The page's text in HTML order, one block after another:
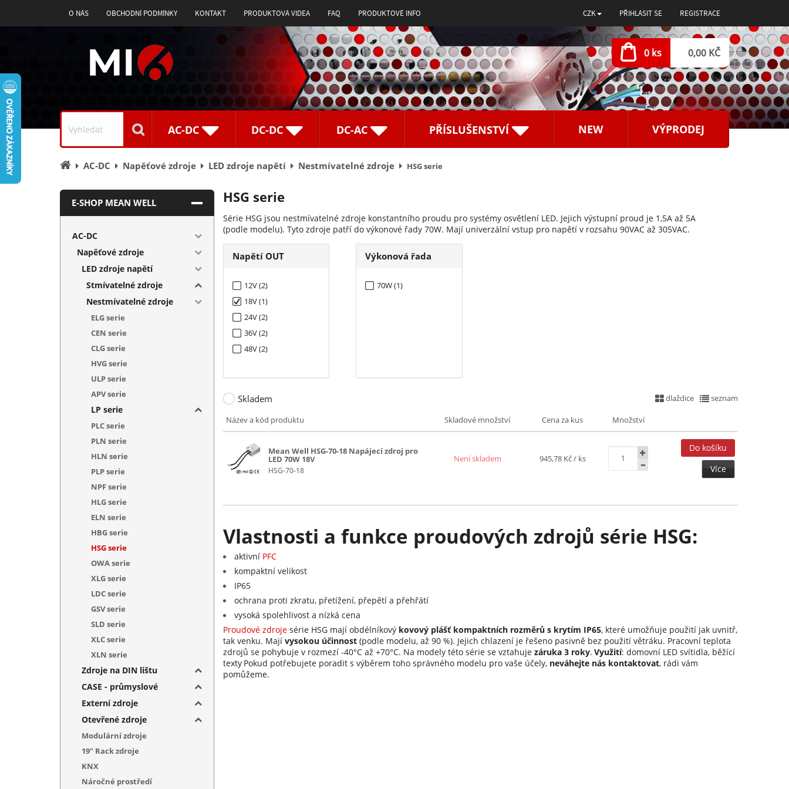
O NÁS OBCHODNÍ PODMÍNKY KONTAKT PRODUKTOVÁ VIDEA FAQ PRODUKTOVÉ INFO CZK PŘIHLÁSIT SE REGISTRACE
0 ks 0,00 KČ
Vyhledávání
AC-DC DC-DC DC-AC PŘÍSLUŠENSTVÍ NEW VÝPRODEJ
Úvodní
AC-DC Napěťové zdroje LED zdroje napětí Nestmívatelné zdroje HSG serie
HSG serie
Série HSG jsou nestmívatelné zdroje konstantního proudu pro systémy osvětlení LED. Jejich výstupní proud je 1,5A až 5A
(podle modelu). Tyto zdroje patří do výkonové řady 70W. Mají univerzální vstup pro napětí v rozsahu 90VAC až 305VAC.
Napětí OUT
12V (2)
18V (1)
24V (2)
36V (2)
48V (2)
Výkonová řada
70W (1)
Skladem dlaždice seznam
Název a kód produktu Skladové množství Cena za kus Množství
Mean Well HSG-70-18 Napájecí zdroj pro
LED 70W 18V
HSG-70-18
Není skladem 945,78 Kč/ ks
Více
Vlastnosti a funkce proudových zdrojů série HSG:
aktivní PFC
kompaktní velikost
IP65
ochrana proti zkratu, přetížení, přepětí a přehřátí
vysoká spolehlivost a nízká cena
Proudové zdrojesérie HSG mají obdélníkový kovový plášť kompaktních rozměrů s krytím IP65, které umožňuje použití jak uvnitř,
tak venku. Mají vysokou účinnost(podle modelu, až 90 %). Jejich chlazení je řešeno pasivně bez použití větráku. Pracovní teplota
zdrojů se pohybuje v rozmezí -40°C až +70°C. Na modely této série se vztahuje záruka 3 roky. Využití: domovní LED svítidla, běžící
texty Pokud potřebujete poradit s výběrem toho správného modelu pro vaše účely, neváhejte nás kontaktovat, rádi vám
pomůžeme.
E-SHOP MEAN WELL
AC-DC
Napěťové zdroje
LED zdroje napětí
Stmívatelné zdroje
Nestmívatelné zdroje
ELG serie
CEN serie
CLG serie
HVG serie
ULP serie
APV serie
LP serie
PLC serie
PLN serie
HLN serie
PLP serie
NPF serie
HLG serie
ELN serie
HBG serie
HSG serie
OWA serie
XLG serie
LDC serie
GSV serie
SLD serie
XLC serie
XLN serie
Zdroje na DIN lištu
CASE - průmyslové
Externí zdroje
Otevřené zdroje
Modulární zdroje
19" Rack zdroje
KNX
Náročné prostředí